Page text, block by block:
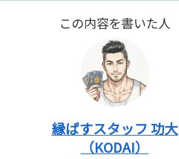
この内容を書いた人
縁ぱすスタッフ 功大
（KODAI）